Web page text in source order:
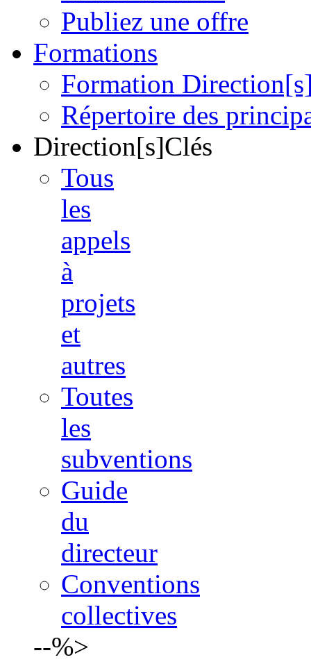
Publiez une offre
Formations
Formation
Répertoire des
Direction[s]Clés
Tous
les
appels
à
projets
et
autres
Toutes
les
subventions
Guide
du
directeur
Conventions
collectives
--%>